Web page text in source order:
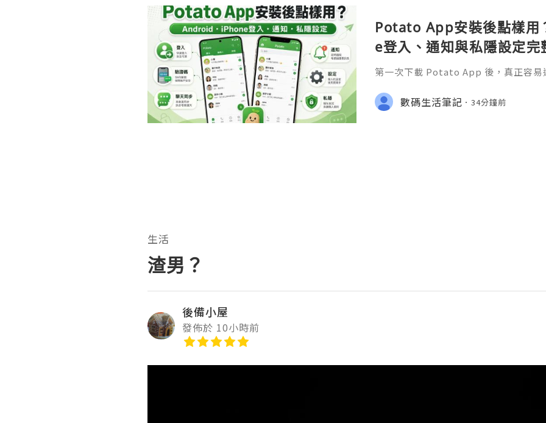
Potato App安裝後點樣
e登入、通知與私隱設定完
第一次下載 Potato App 後，真正容易
收不到通知，以及私隱和帳號安全設定
數碼生活筆記 34分鐘前
生活
渣男？
後備小屋
發佈於 10小時前